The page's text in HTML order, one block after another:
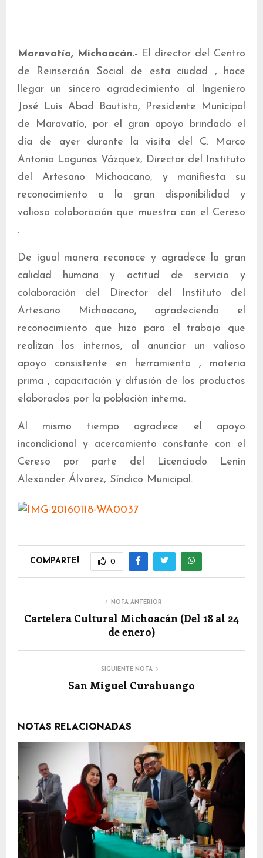
Maravatío, Michoacán.- El director del Centro
de Reinserción Social de esta ciudad , hace
llegar un sincero agradecimiento al Ingeniero
José Luis Abad Bautista, Presidente Municipal
de Maravatío, por el gran apoyo brindado el
día de ayer durante la visita del C. Marco
Antonio Lagunas Vázquez, Director del Instituto
del Artesano Michoacano, y manifiesta su
reconocimiento a la gran disponibilidad y
valiosa colaboración que muestra con el Cereso
.
De igual manera reconoce y agradece la gran
calidad humana y actitud de servicio y
colaboración del Director del Instituto del
Artesano Michoacano, agradeciendo el
reconocimiento que hizo para el trabajo que
realizan los internos, al anunciar un valioso
apoyo consistente en herramienta , materia
prima , capacitación y difusión de los productos
elaborados por la población interna.
Al mismo tiempo agradece el apoyo
incondicional y acercamiento constante con el
Cereso por parte del Licenciado Lenin
Alexander Álvarez, Síndico Municipal.
COMPARTE! 0
NOTA ANTERIOR
Cartelera Cultural Michoacán (Del 18 al 24
de enero)
SIGUIENTE NOTA
San Miguel Curahuango
NOTAS RELACIONADAS